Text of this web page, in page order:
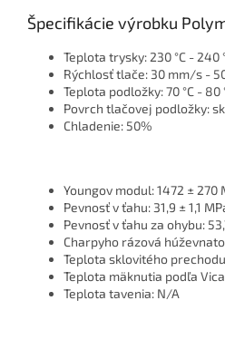
Špecifikácie výrobku
Teplota trysky: 230 °C - 240
Rýchlosť tlače: 30 mm/s -
Teplota podložky: 70 °C - 80
Povrch tlačovej podložky:
Chladenie: 50%
Youngov modul: 1472 ± 270
Pevnosť v ťahu: 31,9 ± 1,1
Pevnosť v ťahu za ohybu:
Charpyho rázová
Teplota sklovitého
Teplota mäknutia podľa
Teplota tavenia: N/A